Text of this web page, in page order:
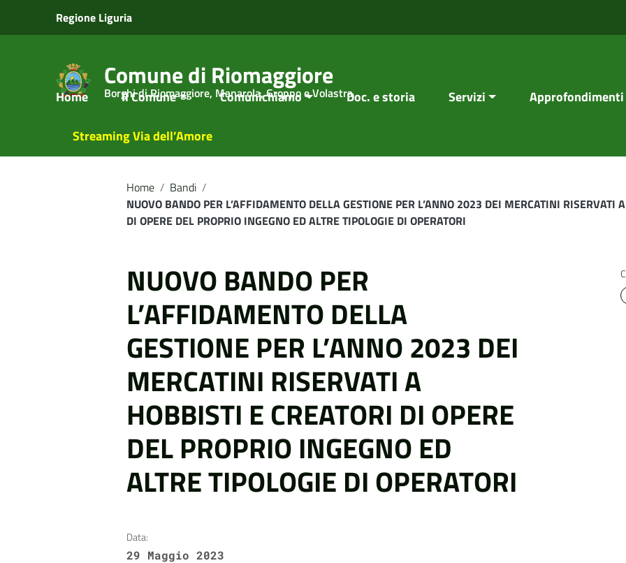
Vai ai contenuti
Vai al menu di navigazione
Regione Liguria
Comune di Riomaggiore
Borghi di Riomaggiore, Manarola, Groppo e Volastra
Home Il Comune Comunichiamo Doc. e storia Servizi Approfondimenti
Streaming Via dell’Amore
Home / Bandi /
NUOVO BANDO PER L’AFFIDAMENTO DELLA GESTIONE PER L’ANNO 2023 DEI MERCATINI RISERVATI
DI OPERE DEL PROPRIO INGEGNO ED ALTRE TIPOLOGIE DI OPERATORI
NUOVO BANDO PER
L’AFFIDAMENTO DELLA
GESTIONE PER L’ANNO 2023 DEI
MERCATINI RISERVATI A
HOBBISTI E CREATORI DI OPERE
DEL PROPRIO INGEGNO ED
ALTRE TIPOLOGIE DI OPERATORI
Data:
29 Maggio 2023